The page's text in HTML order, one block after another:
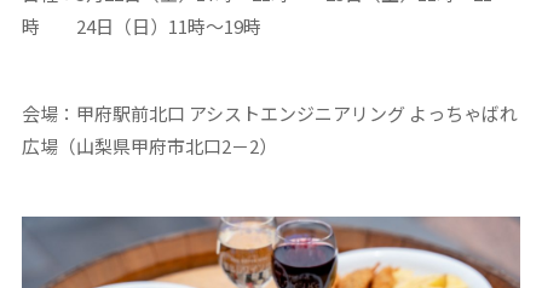
時 24日（日）11時～19時
会場：甲府駅前北口 アシストエンジニアリング よっちゃばれ
広場（山梨県甲府市北口2－2）